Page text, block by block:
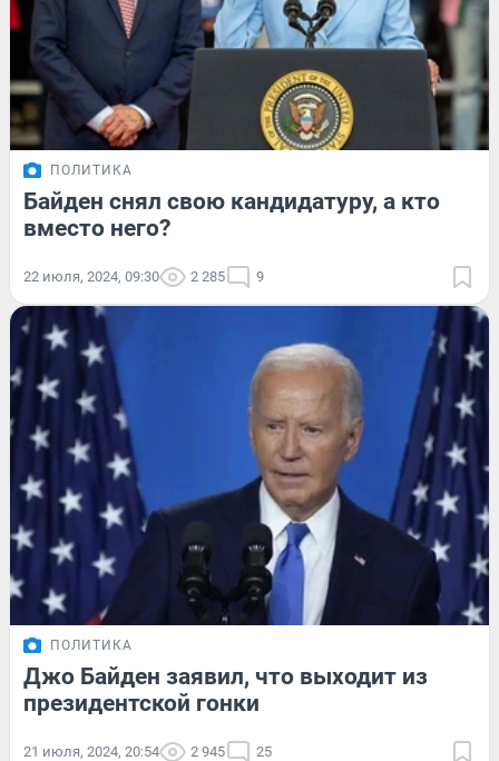
ПОЛИТИКА
Байден снял свою кандидатуру, а кто
вместо него?
22 июля, 2024, 09:30 2 285 9
ПОЛИТИКА
Джо Байден заявил, что выходит из
президентской гонки
21 июля, 2024, 20:54 2 945 25